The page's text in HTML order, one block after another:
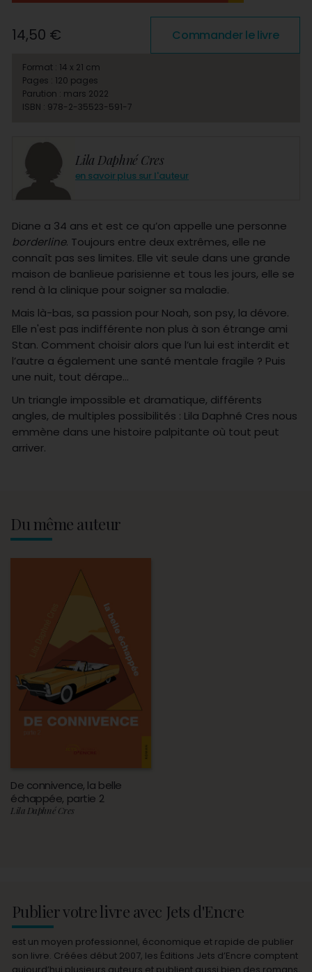
Lila Daphné Cres
en savoir plus sur l'auteur
Diane a 34 ans et est ce qu’on appelle une personne
borderline. Toujours entre deux extrêmes, elle ne
connaît pas ses limites. Elle vit seule dans une grande
maison de banlieue parisienne et tous les jours, elle se
rend à la clinique pour soigner sa maladie.
Mais là-bas, sa passion pour Noah, son psy, la dévore.
Elle n'est pas indifférente non plus à son étrange ami
Stan. Comment choisir alors que l’un lui est interdit et
l’autre a également une santé mentale fragile ? Puis
une nuit, tout dérape…
Un triangle impossible et dramatique, différents
angles, de multiples possibilités : Lila Daphné Cres nous
emmène dans une histoire palpitante où tout peut
arriver.
14,50 € Commander le livre
Format : 14 x 21 cm
Pages : 120 pages
Parution : mars 2022
ISBN : 978-2-35523-591-7
Du même auteur
De connivence, la belle
échappée, partie 2
Lila Daphné Cres
Publier votre livre avec Jets d'Encre
est un moyen professionnel, économique et rapide de publier
son livre. Créées début 2007, les Éditions Jets d’Encre comptent